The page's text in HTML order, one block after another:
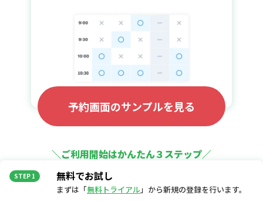
予約画面のサンプルを見る
＼ご利用開始はかんたん３ステップ／
STEP 1 無料でお試し
まずは「無料トライアル」から新規の登録を行います。